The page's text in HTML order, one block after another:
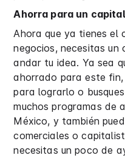
Ahorra para un
Ahora que ya tienes el
negocios, necesitas un
andar tu idea. Ya sea
ahorrado para este
para lograrlo o
muchos programas de
México, y también
comerciales o
necesitas un poco de